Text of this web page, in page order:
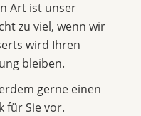
Art ist unser
zu viel, wenn wir
wird Ihren
bleiben.
gerne einen
für Sie vor.